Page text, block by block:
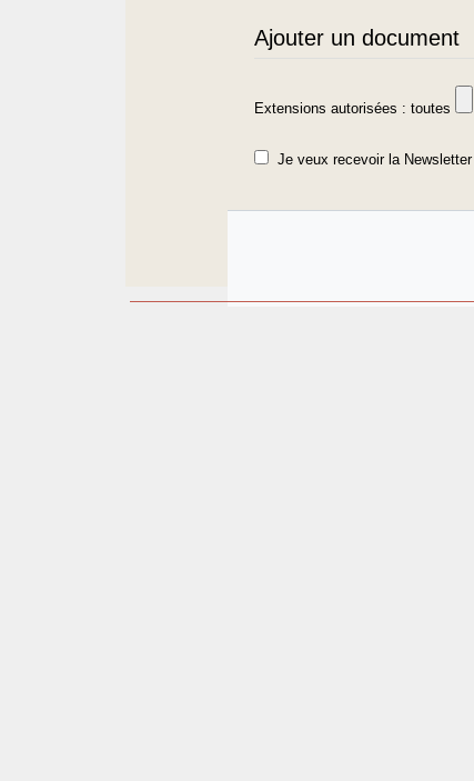
Ajouter un document
Extensions autorisées : toutes
Je veux recevoir la Newsletter